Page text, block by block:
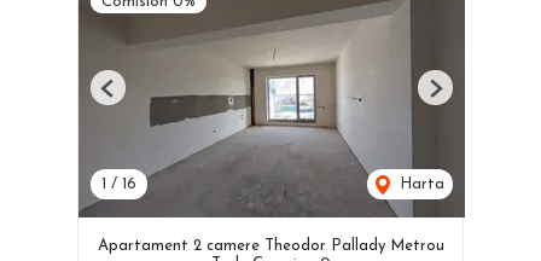
/ 16 Harta
Previous Next
Apartament 2 camere Theodor Pallady Metrou